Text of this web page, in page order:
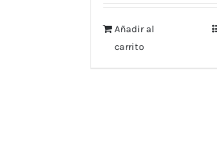
Añadir al
carrito